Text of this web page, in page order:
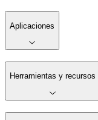
Aplicaciones
Herramientas y recursos